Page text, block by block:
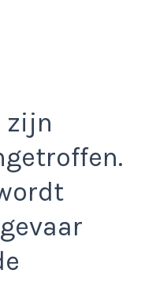
zijn